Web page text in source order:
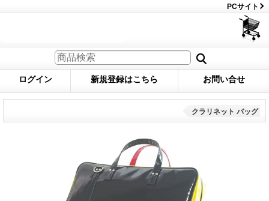
PCサイト
ログイン 新規登録はこちら お問い合せ
クラリネット バッグ